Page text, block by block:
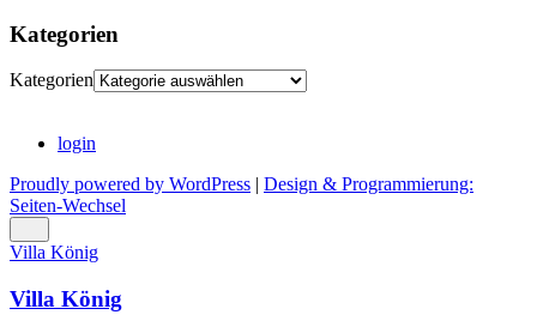
Kategorien
Kategorien
login
Proudly powered by WordPress
Design & Programmierung:
Seiten-Wechsel
Villa König
Villa König